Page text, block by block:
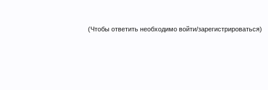
(Чтобы ответить необходимо войти/зарегистрироваться)